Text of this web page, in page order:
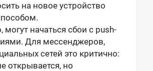
на новое устройство
могут начаться сбои с push-
Для мессенджеров,
сетей это критично:
открывается, но